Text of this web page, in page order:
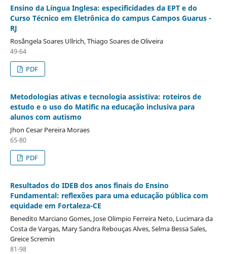
Ensino da Língua Inglesa: especificidades da EPT e do
Curso Técnico em Eletrônica do campus Campos Guarus -
RJ
Rosˆângela Soares Ullrich, Thiago Soares de Oliveira
49-64
PDF
Metodologias ativas e tecnologia assistiva: roteiros de
estudo e o uso do Matific na educação inclusiva para
alunos com autismo
Jhon Cesar Pereira Moraes
65-80
PDF
Resultados do IDEB dos anos finais do Ensino
Fundamental: reflexões para uma educação pública com
equidade em Fortaleza-CE
Benedito Marciano Gomes, Jose Olimpio Ferreira Neto, Lucimara da
Costa de Vargas, Mary Sandra Rebouças Alves, Selma Bessa Sales,
Greice Scremin
81-98